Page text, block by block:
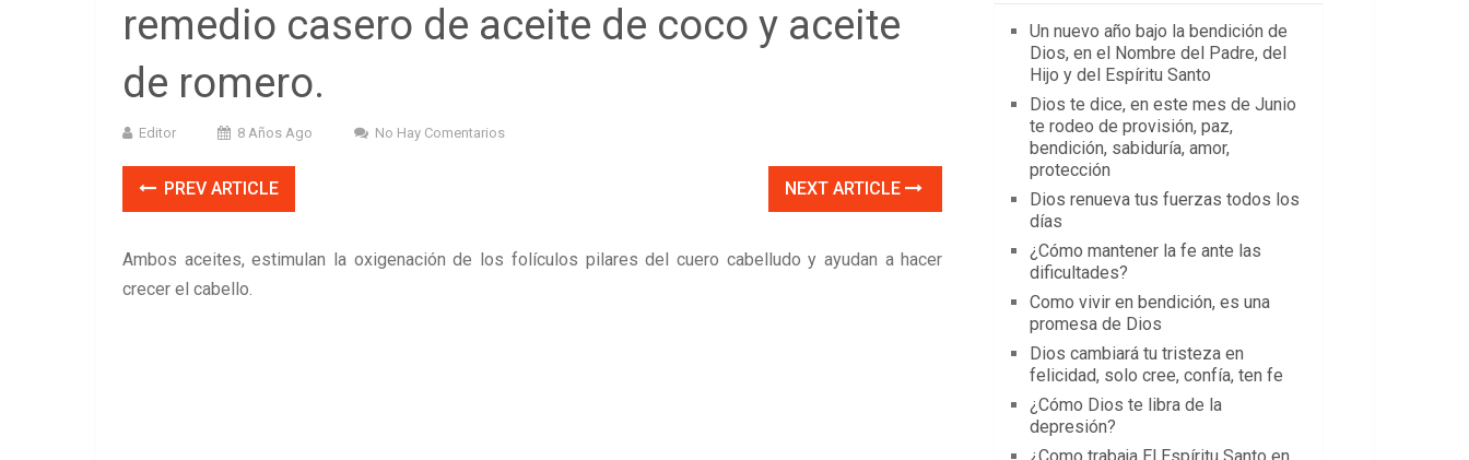
remedio casero de aceite de coco y aceite
de romero.
Editor 8 Años Ago No Hay Comentarios
PREV ARTICLE NEXT ARTICLE
Ambos aceites, estimulan la oxigenación de los folículos pilares del cuero cabelludo y ayudan a hacer
crecer el cabello.
Un nuevo año bajo la bendición de
Dios, en el Nombre del Padre, del
Hijo y del Espíritu Santo
Dios te dice, en este mes de Junio
te rodeo de provisión, paz,
bendición, sabiduría, amor,
protección
Dios renueva tus fuerzas todos los
días
¿Cómo mantener la fe ante las
dificultades?
Como vivir en bendición, es una
promesa de Dios
Dios cambiará tu tristeza en
felicidad, solo cree, confía, ten fe
¿Cómo Dios te libra de la
depresión?